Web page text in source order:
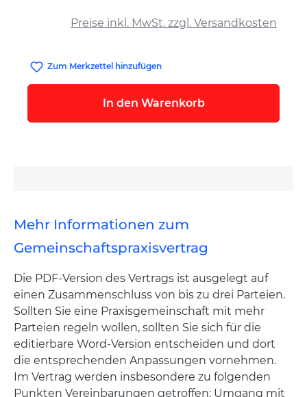
Preise inkl. MwSt. zzgl. Versandkosten
Zum Merkzettel hinzufügen
In den Warenkorb
Mehr Informationen zum
Gemeinschaftspraxisvertrag
Die PDF-Version des Vertrags ist ausgelegt auf
einen Zusammenschluss von bis zu drei Parteien.
Sollten Sie eine Praxisgemeinschaft mit mehr
Parteien regeln wollen, sollten Sie sich für die
editierbare Word-Version entscheiden und dort
die entsprechenden Anpassungen vornehmen.
Im Vertrag werden insbesondere zu folgenden
Punkten Vereinbarungen getroffen: Umgang mit